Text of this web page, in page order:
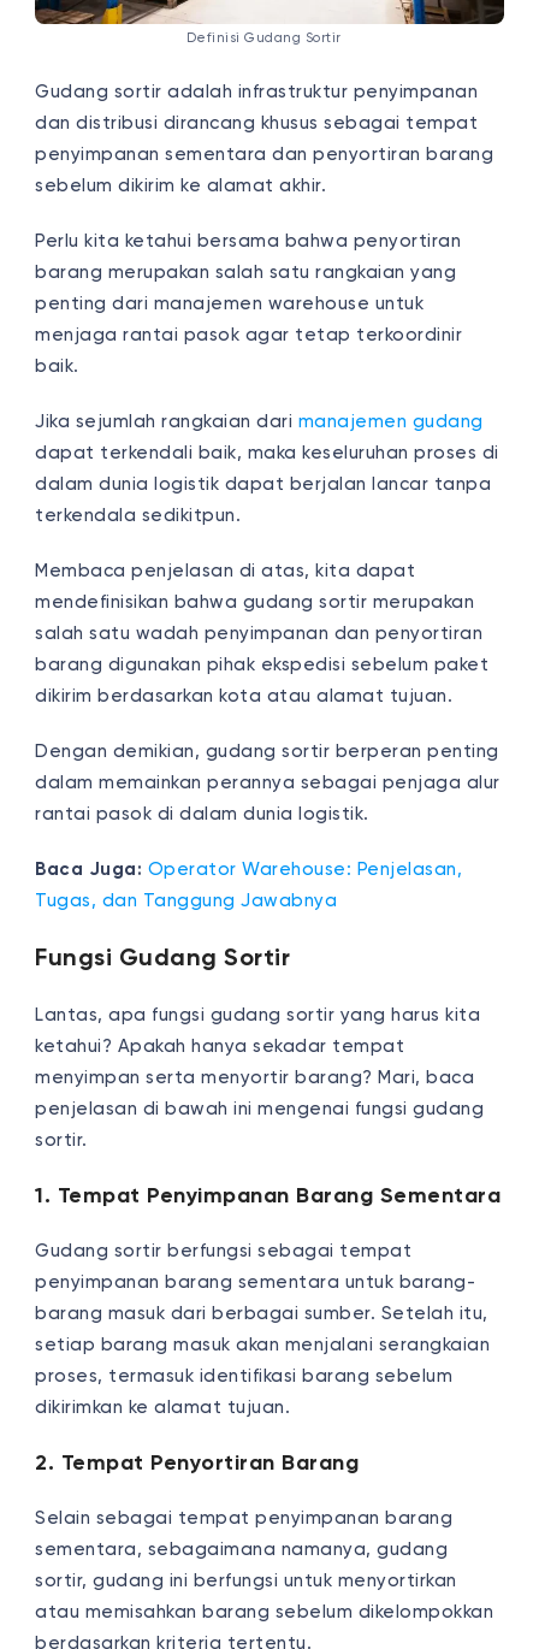
Definisi Gudang Sortir
Gudang sortir adalah infrastruktur penyimpanan
dan distribusi dirancang khusus sebagai tempat
penyimpanan sementara dan penyortiran barang
sebelum dikirim ke alamat akhir.
Perlu kita ketahui bersama bahwa penyortiran
barang merupakan salah satu rangkaian yang
penting dari manajemen warehouse untuk
menjaga rantai pasok agar tetap terkoordinir
baik.
Jika sejumlah rangkaian dari manajemen gudang
dapat terkendali baik, maka keseluruhan proses di
dalam dunia logistik dapat berjalan lancar tanpa
terkendala sedikitpun.
Membaca penjelasan di atas, kita dapat
mendefinisikan bahwa gudang sortir merupakan
salah satu wadah penyimpanan dan penyortiran
barang digunakan pihak ekspedisi sebelum paket
dikirim berdasarkan kota atau alamat tujuan.
Dengan demikian, gudang sortir berperan penting
dalam memainkan perannya sebagai penjaga alur
rantai pasok di dalam dunia logistik.
Baca Juga: Operator Warehouse: Penjelasan,
Tugas, dan Tanggung Jawabnya
Fungsi Gudang Sortir
Lantas, apa fungsi gudang sortir yang harus kita
ketahui? Apakah hanya sekadar tempat
menyimpan serta menyortir barang? Mari, baca
penjelasan di bawah ini mengenai fungsi gudang
sortir.
1. Tempat Penyimpanan Barang Sementara
Gudang sortir berfungsi sebagai tempat
penyimpanan barang sementara untuk barang-
barang masuk dari berbagai sumber. Setelah itu,
setiap barang masuk akan menjalani serangkaian
proses, termasuk identifikasi barang sebelum
dikirimkan ke alamat tujuan.
2. Tempat Penyortiran Barang
Selain sebagai tempat penyimpanan barang
sementara, sebagaimana namanya, gudang
sortir, gudang ini berfungsi untuk menyortirkan
atau memisahkan barang sebelum dikelompokkan
berdasarkan kriteria tertentu.